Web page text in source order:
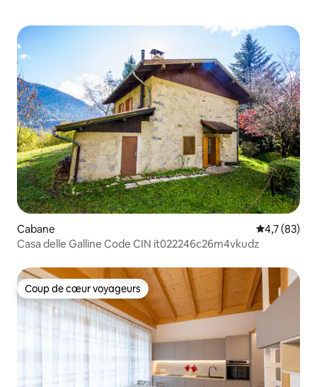
Cabane Évaluation
4,7 (83)
Casa delle Galline Code CIN it022246c26m4vkudz
Coup de cœur voyageurs
Coup de cœur voyageurs